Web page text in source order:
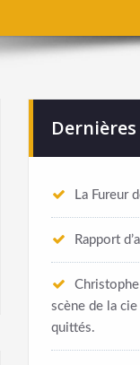
La Fureur
Rapport
scène de la
quittés.